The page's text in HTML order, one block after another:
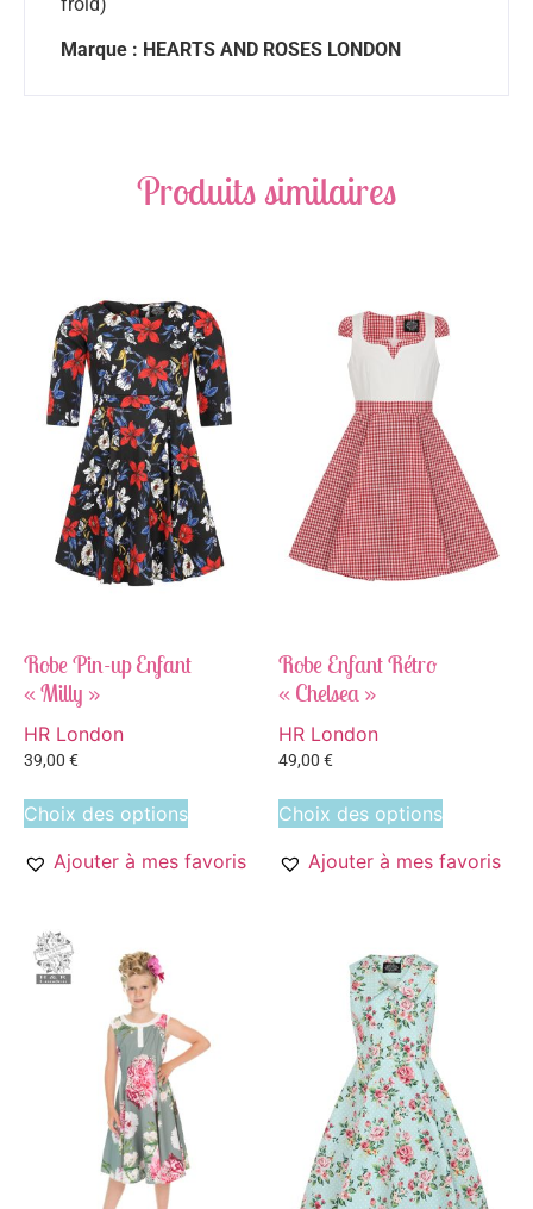
Marque : HEARTS AND ROSES LONDON
Produits similaires
Robe Pin-up Enfant
« Milly »
HR London
39,00 €
Choix des options
Ajouter à mes favoris
Robe Enfant Rétro
« Chelsea »
HR London
49,00 €
Choix des options
Ajouter à mes favoris